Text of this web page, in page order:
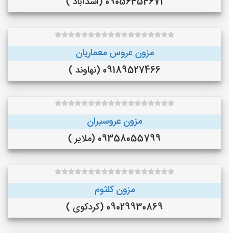
مزون عروس معماریان
09189527466 (نهاوند )
مزون عروسیران
09358055799 (ملایر )
مزون کلثوم
09029930869 (کردکوی )